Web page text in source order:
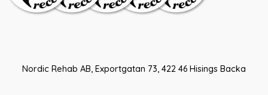
Nordic Rehab AB, Exportgatan 73, 422 46 Hisings Backa